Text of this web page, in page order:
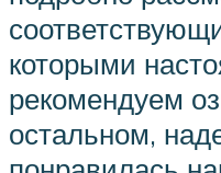
которыми
рекомендуем
остальном,